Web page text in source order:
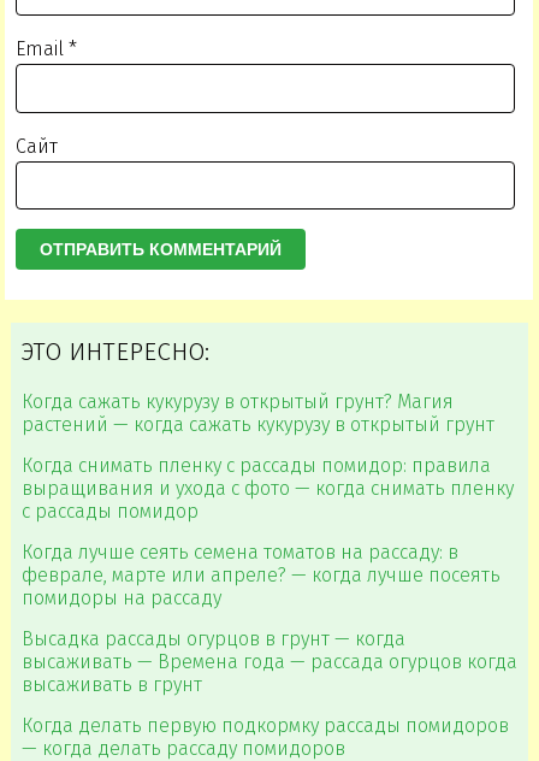
Email*
Сайт
ЭТО ИНТЕРЕСНО:
Когда сажать кукурузу в открытый грунт? Магия
растений — когда сажать кукурузу в открытый грунт
Когда снимать пленку с рассады помидор: правила
выращивания и ухода с фото — когда снимать пленку
с рассады помидор
Когда лучше сеять семена томатов на рассаду: в
феврале, марте или апреле? — когда лучше посеять
помидоры на рассаду
Высадка рассады огурцов в грунт — когда
высаживать — Времена года — рассада огурцов когда
высаживать в грунт
Когда делать первую подкормку рассады помидоров
— когда делать рассаду помидоров